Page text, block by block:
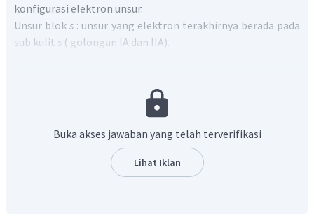
konfigurasi elektron unsur.
Unsur bloks : unsur yang elektron terakhirnya berada pada
sub kulit s ( golongan IA dan IIA).
: unsur yang elektron terakhirnya berada pada
(golongan IB - VIIIB).
sub kulitf(golongan lantanida (4 f) dan aktinida (5f)).
Berikut adalah konfigurasi elektron unsur :
Buka akses jawaban yang telah terverifikasi
Lihat Iklan